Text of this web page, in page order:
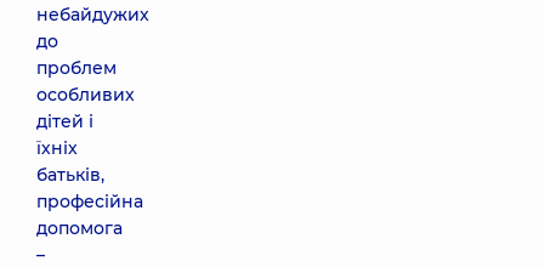
небайдужих
до
проблем
особливих
дітей і
їхніх
батьків,
професійна
допомога
–